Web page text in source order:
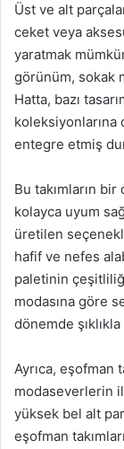
Üst ve alt
ceket veya
yaratmak
görünüm, sokak
Hatta, bazı
koleksiyonlarına
entegre etmiş
Bu takımların
kolayca uyum
üretilen
hafif ve nefes
paletinin
modasına göre
dönemde
Ayrıca, eşofman
modaseverlerin
yüksek bel alt
eşofman